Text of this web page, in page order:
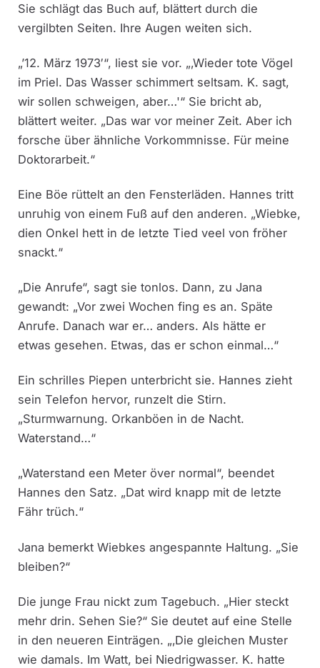
Sie schlägt das Buch auf, blättert durch die
vergilbten Seiten. Ihre Augen weiten sich.
„’12. März 1973′“, liest sie vor. „‚Wieder tote Vögel
im Priel. Das Wasser schimmert seltsam. K. sagt,
wir sollen schweigen, aber…'“ Sie bricht ab,
blättert weiter. „Das war vor meiner Zeit. Aber ich
forsche über ähnliche Vorkommnisse. Für meine
Doktorarbeit.“
Eine Böe rüttelt an den Fensterläden. Hannes tritt
unruhig von einem Fuß auf den anderen. „Wiebke,
dien Onkel hett in de letzte Tied veel von fröher
snackt.“
„Die Anrufe“, sagt sie tonlos. Dann, zu Jana
gewandt: „Vor zwei Wochen fing es an. Späte
Anrufe. Danach war er… anders. Als hätte er
etwas gesehen. Etwas, das er schon einmal…“
Ein schrilles Piepen unterbricht sie. Hannes zieht
sein Telefon hervor, runzelt die Stirn.
„Sturmwarnung. Orkanböen in de Nacht.
Waterstand…“
„Waterstand een Meter över normal“, beendet
Hannes den Satz. „Dat wird knapp mit de letzte
Fähr trüch.“
Jana bemerkt Wiebkes angespannte Haltung. „Sie
bleiben?“
Die junge Frau nickt zum Tagebuch. „Hier steckt
mehr drin. Sehen Sie?“ Sie deutet auf eine Stelle
in den neueren Einträgen. „‚Die gleichen Muster
wie damals. Im Watt, bei Niedrigwasser. K. hatte